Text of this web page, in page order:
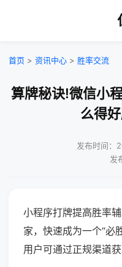
首页 > 资讯中心 > 胜率交流
算牌秘诀!微信小
么得
发布时间：
发
小程序打牌提高胜率
家，快速成为一个“必
用户可通过正规渠道获